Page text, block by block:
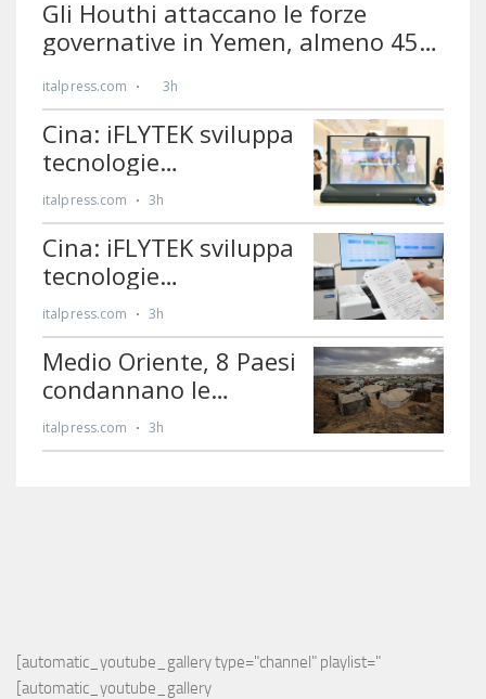
[automatic_youtube_gallery type="channel" playlist="
[automatic_youtube_gallery